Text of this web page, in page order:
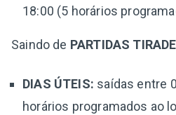
18:00 (5 horários
Saindo de PARTIDAS
DIAS ÚTEIS: saídas entre
horários programados ao